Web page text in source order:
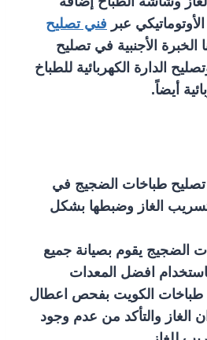
عبر فني تصليح
الخبرة الأجنبية في تصليح
الدارة الكهربائية للطباخ
أيضاً.
طباخات الضجيج في
الغاز وضبطها بشكل
الضجيج يقوم بصيانة جميع
افضل المعدات
طباخات الكويت بفحص اعطال
الغاز والتأكد من عدم وجود